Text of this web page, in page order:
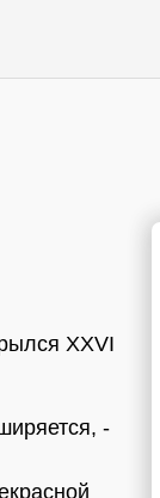
XXVI
-